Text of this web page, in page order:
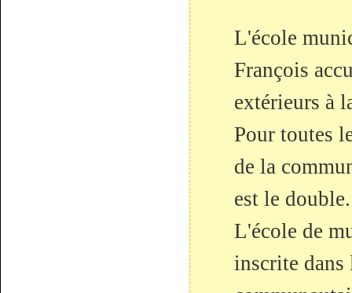
L'école
François
extérieurs à
Pour toutes
de la
est le double.
L'école de
inscrite dans